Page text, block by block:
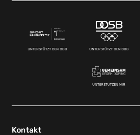
UNTERSTÜTZT DEN DBB UNTERSTÜTZT DEN DBB
UNTERSTÜTZEN WIR
Kontakt